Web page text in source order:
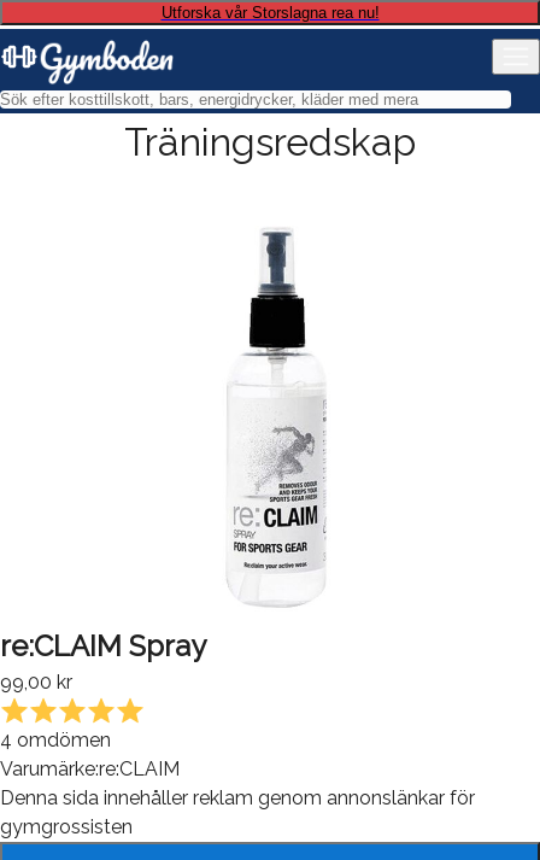
Utforska vår Storslagna rea nu!
Träningsredskap
re:CLAIM Spray
99,00 kr
4 omdömen
Varumärke:re:CLAIM
Denna sida innehåller reklam genom annonslänkar för
gymgrossisten